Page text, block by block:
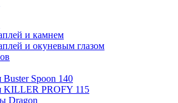
и камнем
и окуневым глазом
Spoon 140
KILLER PROFY 115
Dragon